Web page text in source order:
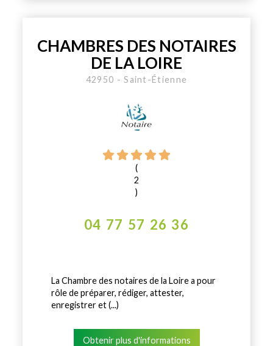
CHAMBRES DES NOTAIRES
DE LA LOIRE
42950 - Saint-Étienne
(
2
)
04 77 57 26 36
La Chambre des notaires de la Loire a pour
rôle de préparer, rédiger, attester,
enregistrer et (...)
Obtenir plus d'informations